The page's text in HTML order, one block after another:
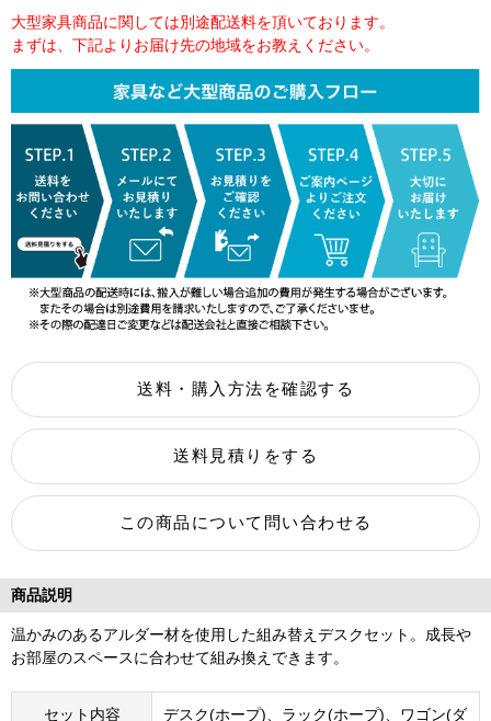
大型家具商品に関しては別途配送料を頂いております。
まずは、下記よりお届け先の地域をお教えください。
商品説明
温かみのあるアルダー材を使用した組み替えデスクセット。成長や
お部屋のスペースに合わせて組み換えできます。
セット内容 デスク(ホープ)、ラック(ホープ)、ワゴン(ダ